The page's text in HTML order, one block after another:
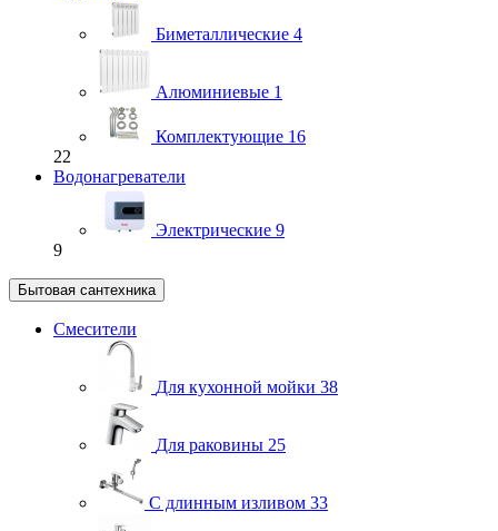
Биметаллические 4
Алюминиевые 1
Комплектующие 16
22
Водонагреватели
Электрические 9
9
Бытовая сантехника
Смесители
Для кухонной мойки 38
Для раковины 25
С длинным изливом 33